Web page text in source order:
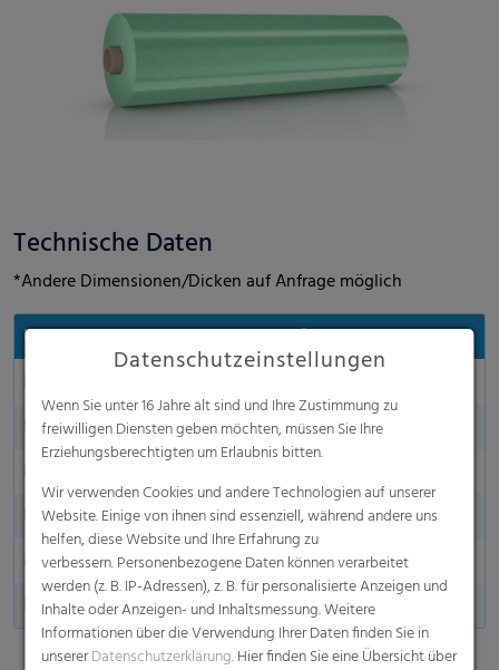
Technische Daten
*Andere Dimensionen/Dicken auf Anfrage möglich
Eigenschaften
wepelen® Climaplus
Länge in m
100 - 1000 m aufgerollt
Dicke
40 µm, 50 µm, 60 µm
Made in Germany
Lochung
25 - 1000 Löcher/m2
Datenschutzeinstellungen
Wenn Sie unter 16 Jahre alt sind und Ihre Zustimmung zu
freiwilligen Diensten geben möchten, müssen Sie Ihre
Erziehungsberechtigten um Erlaubnis bitten.
Wir verwenden Cookies und andere Technologien auf unserer
Website. Einige von ihnen sind essenziell, während andere uns
helfen, diese Website und Ihre Erfahrung zu
verbessern. Personenbezogene Daten können verarbeitet
werden (z. B. IP-Adressen), z. B. für personalisierte Anzeigen und
Inhalte oder Anzeigen- und Inhaltsmessung. Weitere
Informationen über die Verwendung Ihrer Daten finden Sie in
unsererDatenschutzerklärung. Hier finden Sie eine Übersicht über